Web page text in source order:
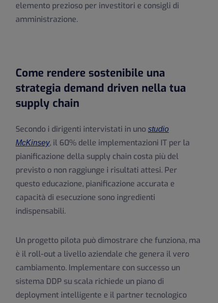
elemento prezioso per investitori e consigli di
amministrazione.
Come rendere sostenibile una
strategia demand driven nella tua
supply chain
Secondo i dirigenti intervistati in uno studio
McKinsey, il 60% delle implementazioni IT per la
pianificazione della supply chain costa più del
previsto o non raggiunge i risultati attesi. Per
questo educazione, pianificazione accurata e
capacità di esecuzione sono ingredienti
indispensabili.
Un progetto pilota può dimostrare che funziona, ma
è il roll-out a livello aziendale che genera il vero
cambiamento. Implementare con successo un
sistema DDP su scala richiede un piano di
deployment intelligente e il partner tecnologico